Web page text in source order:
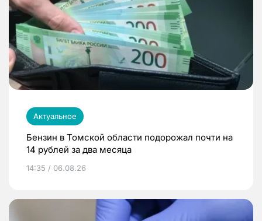
Актуальное
Бензин в Томской области подорожал почти на
14 рублей за два месяца
14:35 / 06.08.26